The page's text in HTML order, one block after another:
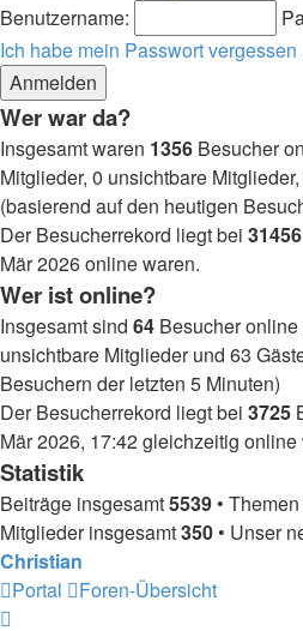
Benutzername:
Ich habe mein Passwort vergessen
Wer war da?
Insgesamt waren 1356 Besucher
Mitglieder, 0 unsichtbare
(basierend auf den heutigen
Der Besucherrekord liegt bei 31456
Mär 2026 online waren.
Wer ist online?
Insgesamt sind 64 Besucher
unsichtbare Mitglieder und 63
Besuchern der letzten 5 Minuten)
Der Besucherrekord liegt bei 3725
Mär 2026, 17:42 gleichzeitig online
Statistik
Beiträge insgesamt5539 •
Mitglieder insgesamt350 • Unser
Christian
Portal
Foren-Übersicht